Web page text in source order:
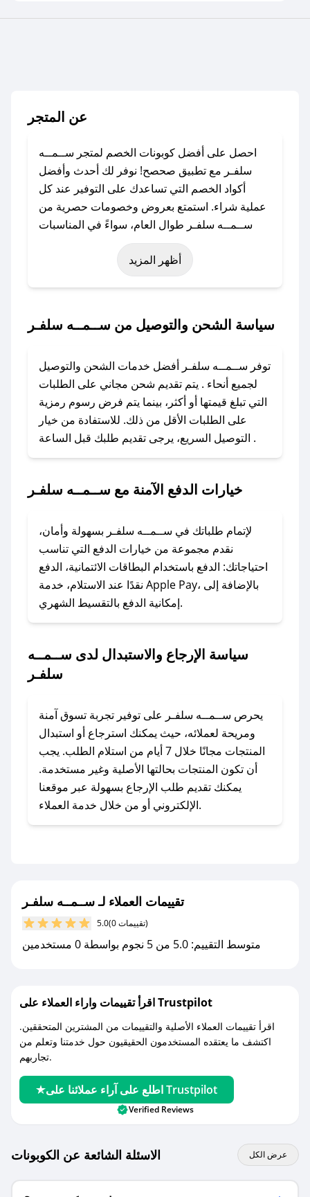
عن المتجر
احصل على أفضل كوبونات الخصم لمتجر ســمــه
سلفـر مع تطبيق صحصح! نوفر لك أحدث وأفضل
أكواد الخصم التي تساعدك على التوفير عند كل
عملية شراء. استمتع بعروض وخصومات حصرية من
ســمــه سلفـر طوال العام، سواءً في المناسبات
مثل عيد الفطر، عيد الأضحى، الجمعة البيضاء (شهر
نوفمبر)، رمضان، اليوم الوطني، يوم التأسيس، أو
حتى عروض خاصة أخرى.
سلفـر؟
كود خصم ســمــه سلفـر. وفي حال عدم توفر
الكوبون، تواصل معنا عبر تويتر أو البريد الإلكتروني
لإضافته بسرعة.
### كيفية استخدام كود خصم ســمــه سلفـر؟
1. انسخ كود الخصم من تطبيق صحصح.
سلفـر.
### ماذا أفعل إذا لم يعمل كود الخصم؟
لا تقلق! يمكنك التواصل مع فريق دعم صحصح عبر
الرسائل الخاصة على تويتر أو البريد الإلكتروني،
وسنقوم بحل المشكلة في أسرع وقت ممكن.
### ماذا أفعل إذا لم أجد كود خصم لمتجري
في حال عدم توفر كوبونات لمتجرك المفضل، يمكنك
مراسلتنا مباشرة وسنعمل على توفير الكوبونات في
### كيف تحصل على كوبونات خصم حصرية من
ســمــه سلفـر؟
للحصول على كوبونات وخصومات حصرية، قم بما
يلي:
- اضغط على أيقونة متابعة لمتجر ســمــه سلفـر في
مع صحصح، تسوق بذكاء ووفّر على كل مشترياتك مع
كوبونات خصم حصرية من ســمــه سلفـر!
أظهر المزيد
سياسة الشحن والتوصيل من ســمــه سلفـر
توفر ســمــه سلفـر أفضل خدمات الشحن والتوصيل
لجميع أنحاء . يتم تقديم شحن مجاني على الطلبات
التي تبلغ قيمتها أو أكثر، بينما يتم فرض رسوم رمزية
على الطلبات الأقل من ذلك. للاستفادة من خيار
التوصيل السريع، يرجى تقديم طلبك قبل الساعة .
خيارات الدفع الآمنة مع ســمــه سلفـر
لإتمام طلباتك في ســمــه سلفـر بسهولة وأمان،
نقدم مجموعة من خيارات الدفع التي تناسب
احتياجاتك: الدفع باستخدام البطاقات الائتمانية، الدفع
نقدًا عند الاستلام، خدمة Apple Pay، بالإضافة إلى
إمكانية الدفع بالتقسيط الشهري.
سياسة الإرجاع والاستبدال لدى ســمــه
سلفـر
يحرص ســمــه سلفـر على توفير تجربة تسوق آمنة
ومريحة لعملائه، حيث يمكنك استرجاع أو استبدال
المنتجات مجانًا خلال 7 أيام من استلام الطلب. يجب
أن تكون المنتجات بحالتها الأصلية وغير مستخدمة.
يمكنك تقديم طلب الإرجاع بسهولة عبر موقعنا
الإلكتروني أو من خلال خدمة العملاء.
تقييمات العملاء لـ ســمــه سلفـر
5.0 (0 تقييمات)
متوسط التقييم: 5.0 من 5 نجوم بواسطة 0 مستخدمين
اقرأ تقييمات واراء العملاء على Trustpilot
اقرأ تقييمات العملاء الأصلية والتقييمات من المشترين المتحققين.
اكتشف ما يعتقده المستخدمون الحقيقيون حول خدمتنا وتعلم من
تجاربهم.
اطلع على آراء عملائنا على Trustpilot
Verified Reviews
الاسئلة الشائعة عن الكوبونات عرض الكل